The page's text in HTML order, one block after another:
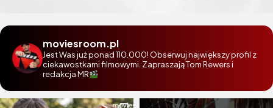
moviesroom.pl
Jest Was już ponad 110.000! Obserwuj największy profil z
ciekawostkami filmowymi. Zapraszają Tom Rewers i
redakcja MR